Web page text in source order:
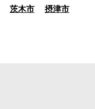
茨木市 摂津市